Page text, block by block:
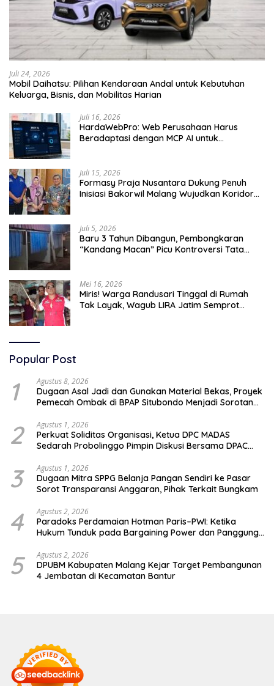
Juli 24, 2026
Mobil Daihatsu: Pilihan Kendaraan Andal untuk Kebutuhan
Keluarga, Bisnis, dan Mobilitas Harian
Juli 16, 2026
HardaWebPro: Web Perusahaan Harus
Beradaptasi dengan MCP AI untuk
Juli 15, 2026
Formasy Praja Nusantara Dukung Penuh
Inisiasi Bakorwil Malang Wujudkan Koridor
Juli 5, 2026
Baru 3 Tahun Dibangun, Pembongkaran
“Kandang Macan” Picu Kontroversi Tata
Mei 16, 2026
Miris! Warga Randusari Tinggal di Rumah
Tak Layak, Wagub LIRA Jatim Semprot
Popular Post
1 Agustus 8, 2026
Dugaan Asal Jadi dan Gunakan Material Bekas, Proyek
Pemecah Ombak di BPAP Situbondo Menjadi Sorotan
2 Agustus 1, 2026
Perkuat Soliditas Organisasi, Ketua DPC MADAS
Sedarah Probolinggo Pimpin Diskusi Bersama DPAC
3 Agustus 1, 2026
Dugaan Mitra SPPG Belanja Pangan Sendiri ke Pasar
Sorot Transparansi Anggaran, Pihak Terkait Bungkam
4 Agustus 2, 2026
Paradoks Perdamaian Hotman Paris–PWI: Ketika
Hukum Tunduk pada Bargaining Power dan Panggung
5 Agustus 2, 2026
DPUBM Kabupaten Malang Kejar Target Pembangunan
4 Jembatan di Kecamatan Bantur